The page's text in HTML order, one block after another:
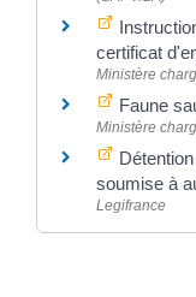
certificat
Ministère
Faune
Ministère
soumise à
Legifrance